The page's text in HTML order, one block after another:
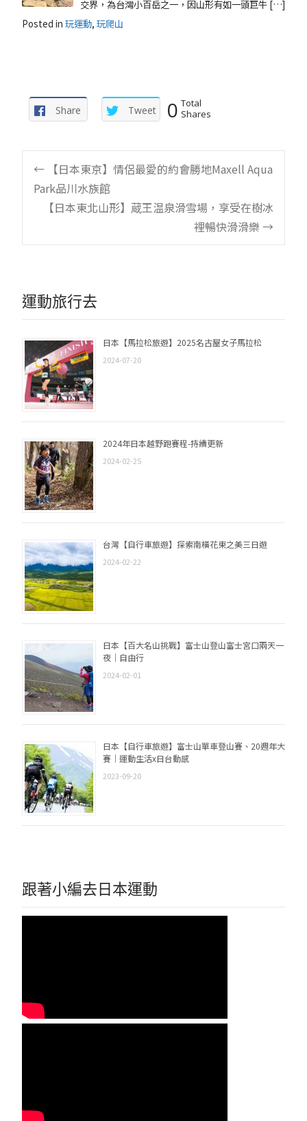
交界，為台灣小百岳之一，因山形有如一頭巨牛 […]
Posted in 玩運動, 玩爬山
Share Tweet 0 Total
Shares
Post
navigation
← 【日本東京】情侶最愛的約會勝地Maxell Aqua
Park品川水族館
【日本東北山形】蔵王温泉滑雪場，享受在樹冰
裡暢快滑滑樂 →
運動旅行去
日本【馬拉松旅遊】2025名古屋女子馬拉松
2024-07-20
2024年日本越野跑賽程-持續更新
2024-02-25
台灣【自行車旅遊】探索南橫花東之美三日遊
2024-02-22
日本【百大名山挑戰】富士山登山富士宮口兩天一
夜｜自由行
2024-02-01
日本【自行車旅遊】富士山單車登山賽、20週年大
賽｜運動生活x日台動感
2023-09-20
跟著小編去日本運動